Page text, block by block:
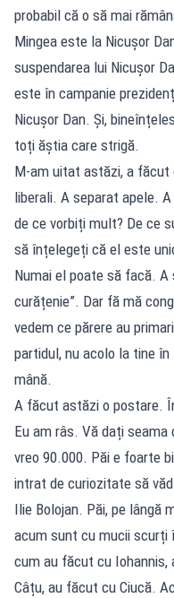
probabil că o să mai
Mingea este la Nicușor
suspendarea lui Nicușor
este în campanie
Nicușor Dan. Și,
toți ăștia care strigă.
M-am uitat astăzi, a făcut
liberali. A separat apele.
de ce vorbiți mult? De ce
să înțelegeți că el este
Numai el poate să facă.
curățenie”. Dar fă mă
vedem ce părere au
partidul, nu acolo la tine
mână.
A făcut astăzi o postare.
Eu am râs. Vă dați
vreo 90.000. Păi e foarte
intrat de curiozitate să
Ilie Bolojan. Păi, pe lângă
acum sunt cu mucii scurți
cum au făcut cu Iohannis,
Câțu, au făcut cu Ciucă.